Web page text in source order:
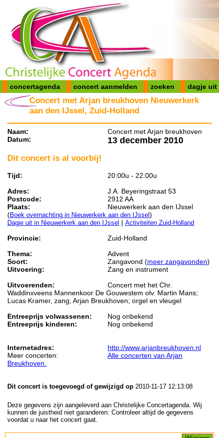
concertagenda concert aanmelden zoeken dagje uit
Concert met Arjan breukhoven Nieuwerkerk
aan den IJssel, Zuid-Holland
Naam:
Concert met Arjan breukhoven
Datum:
13 december 2010
Dit concert is al voorbij!
Tijd:
20:00u - 22:00u
Adres:
J.A. Beyeringstraat 53
Postcode:
2912 AA
Plaats:
Nieuwerkerk aan den IJssel
(Boek overnachting in Nieuwerkerk aan den IJssel )
Dagje uit in Nieuwerkerk aan den IJssel | Activiteiten Zuid-Holland
Provincie:
Zuid-Holland
Thema:
Advent
Soort:
Zangavond (meer zangavonden)
Uitvoering:
Zang en instrument
Uitvoerenden:
Concert met het Chr.
Waddinxveens Mannenkoor De Gouwestem olv. Martin Mans;
Lucas Kramer, zang; Arjan Breukhoven; orgel en vleugel
Entreeprijs volwassenen:
Nog onbekend
Entreeprijs kinderen:
Nog onbekend
Internetadres:
http://www.arjanbreukhoven.nl
Meer concerten:
Alle concerten van Arjan
Breukhoven.
Dit concert is toegevoegd of gewijzigd op 2010-11-17 12:13:08
Deze gegevens zijn aangeleverd aan Christelijke Concertagenda. Wij
kunnen de juistheid niet garanderen: Controleer altijd de gegevens
voordat u naar het concert gaat.